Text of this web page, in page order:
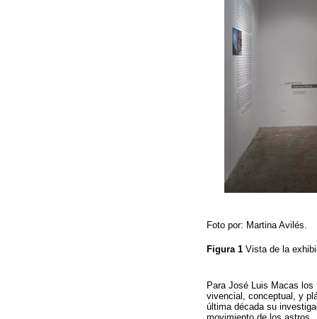
Foto por: Martina Avilés.
Figura 1 Vista de la
Para José Luis Macas
vivencial, conceptual, y
última década su